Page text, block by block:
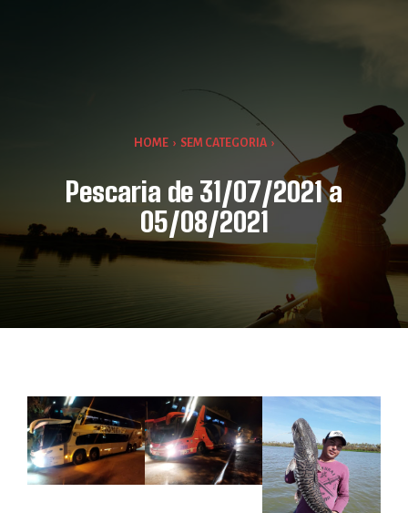
HOME › SEM CATEGORIA ›
Pescaria de 31/07/2021 a
05/08/2021